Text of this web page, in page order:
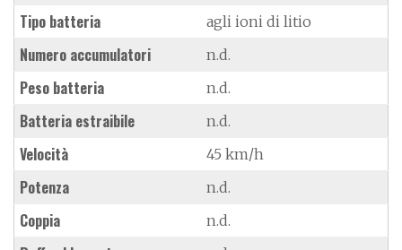
Tipo batteria agli ioni di litio
Numero accumulatori n.d.
Peso batteria n.d.
Batteria estraibile n.d.
Velocità 45 km/h
Potenza n.d.
Coppia n.d.